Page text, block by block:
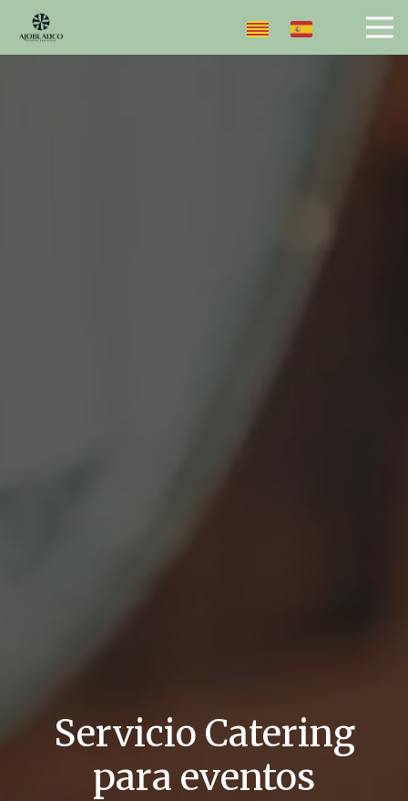
Servicio Catering
para eventos